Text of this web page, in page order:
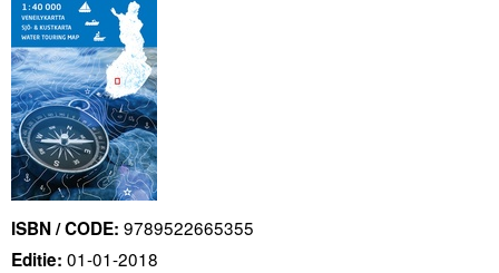
ISBN / CODE: 9789522665355
Editie: 01-01-2018